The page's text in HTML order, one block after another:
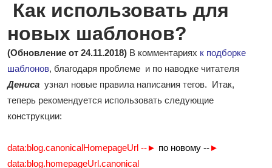
Как использовать для
новых шаблонов?
(Обновление от 24.11.2018)В комментариях к подборке
шаблонов, благодаря проблеме и по наводке читателя
Дениса узнал новые правила написания тегов. Итак,
теперь рекомендуется использовать следующие
конструкции:
data:blog.canonicalHomepageUrl --► по новому --►
data:blog.homepageUrl.canonical